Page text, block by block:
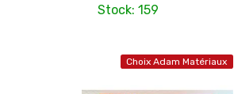
Stock: 159
Choix Adam Matériaux